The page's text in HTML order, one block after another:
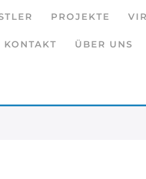
PROJEKTE
KONTAKT ÜBER UNS